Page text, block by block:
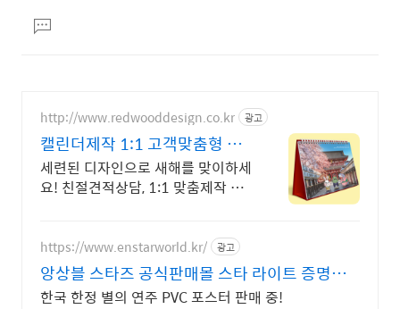
문댓
글
http://www.redwooddesign.co.kr 광고
캘린더제작 1:1 고객맞춤형 디
자인전문
세련된 디자인으로 새해를 맞이하세
요! 친절견적상담, 1:1 맞춤제작 고
https://www.enstarworld.kr/ 광고
앙상블 스타즈 공식판매몰 스타 라이트 증명사
진 제2탄
한국 한정 별의 연주 PVC 포스터 판매 중!